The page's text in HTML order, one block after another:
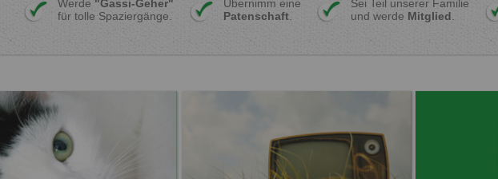
Werde "Gassi-Geher"
für tolle Spaziergänge.
Übernimm eine
Patenschaft
Sei Teil unserer Familie
und werde Mitglied